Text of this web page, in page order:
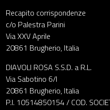
Recapito corrispondenze
c/o Palestra Parini
Via XXV Aprile
20861 Brugherio, Italia
DIAVOLI ROSA S.S.D. a R.L.
Via Sabotino 6/I
20861 Brugherio, Italia
P.I. 10514850154 / COD.